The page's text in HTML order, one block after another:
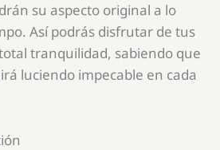
su aspecto original a lo
Así podrás disfrutar de tus
tranquilidad, sabiendo que
luciendo impecable en cada